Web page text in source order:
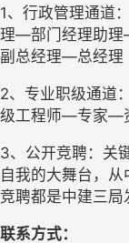
1、行政管理通道
理—部门经理助
副总经理—总经理
2、专业职级通
级工程师—专家—
3、公开竞聘：关
自我的大舞台，
竞聘都是中建三局
联系方式：